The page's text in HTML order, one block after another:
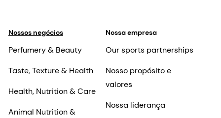
Nossos negócios
Perfumery & Beauty
Taste, Texture & Health
Health, Nutrition & Care
Animal Nutrition &
Nossa empresa
Our sports partnerships
Nosso propósito e
valores
Nossa liderança